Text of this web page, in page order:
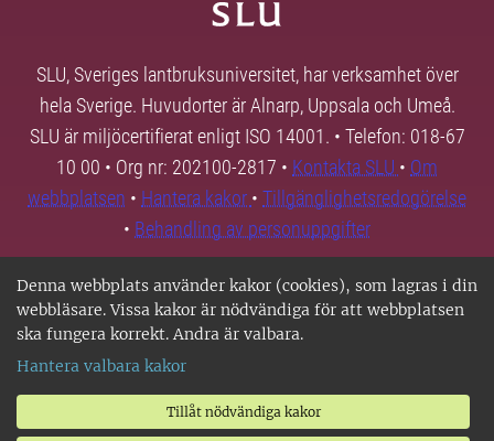
Denna webbplats använder kakor (cookies), som lagras i din
webbläsare. Vissa kakor är nödvändiga för att webbplatsen
ska fungera korrekt. Andra är valbara.
Hantera valbara kakor
Tillåt nödvändiga kakor
SLU, Sveriges lantbruksuniversitet, har verksamhet över
hela Sverige. Huvudorter är Alnarp, Uppsala och Umeå.
SLU är miljöcertifierat enligt ISO 14001. • Telefon: 018-67
10 00 • Org nr: 202100-2817 • Kontakta SLU • Om
webbplatsen • Hantera kakor • Tillgänglighetsredogörelse
• Behandling av personuppgifter